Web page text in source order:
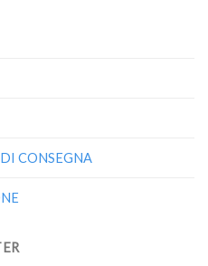
CONSEGNA